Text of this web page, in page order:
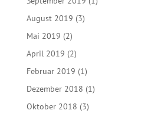
August 2019 (3)
Mai 2019 (2)
April 2019 (2)
Februar 2019 (1)
Dezember 2018 (1)
Oktober 2018 (3)